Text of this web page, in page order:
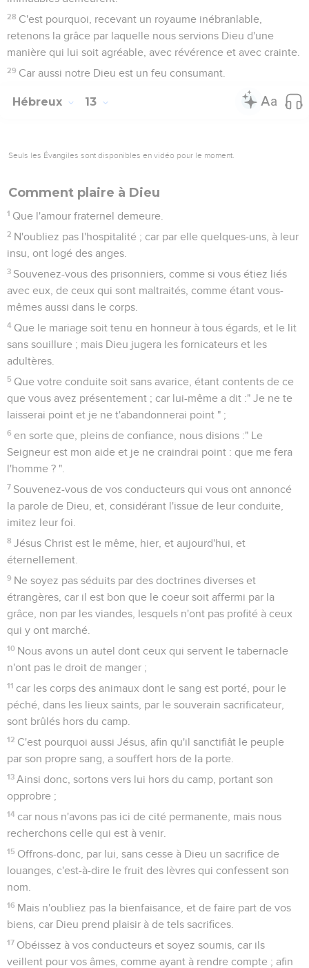
28 C'est pourquoi, recevant un royaume inébranlable,
retenons la grâce par laquelle nous servions Dieu d'une
manière qui lui soit agréable, avec révérence et avec crainte.
29 Car aussi notre Dieu est un feu consumant.
Hébreux 13
Seuls les Évangiles sont disponibles en vidéo pour le moment.
Comment plaire à Dieu
1 Que l'amour fraternel demeure.
2 N'oubliez pas l'hospitalité ; car par elle quelques-uns, à leur
insu, ont logé des anges.
3 Souvenez-vous des prisonniers, comme si vous étiez liés
avec eux, de ceux qui sont maltraités, comme étant vous-
mêmes aussi dans le corps.
4 Que le mariage soit tenu en honneur à tous égards, et le lit
sans souillure ; mais Dieu jugera les fornicateurs et les
adultères.
5 Que votre conduite soit sans avarice, étant contents de ce
que vous avez présentement ; car lui-même a dit :" Je ne te
laisserai point et je ne t'abandonnerai point " ;
6 en sorte que, pleins de confiance, nous disions :" Le
Seigneur est mon aide et je ne craindrai point : que me fera
l'homme ? ".
7 Souvenez-vous de vos conducteurs qui vous ont annoncé
la parole de Dieu, et, considérant l'issue de leur conduite,
imitez leur foi.
8 Jésus Christ est le même, hier, et aujourd'hui, et
éternellement.
9 Ne soyez pas séduits par des doctrines diverses et
étrangères, car il est bon que le coeur soit affermi par la
grâce, non par les viandes, lesquels n'ont pas profité à ceux
qui y ont marché.
10 Nous avons un autel dont ceux qui servent le tabernacle
n'ont pas le droit de manger ;
11 car les corps des animaux dont le sang est porté, pour le
péché, dans les lieux saints, par le souverain sacrificateur,
sont brûlés hors du camp.
12 C'est pourquoi aussi Jésus, afin qu'il sanctifiât le peuple
par son propre sang, a souffert hors de la porte.
13 Ainsi donc, sortons vers lui hors du camp, portant son
opprobre ;
14 car nous n'avons pas ici de cité permanente, mais nous
recherchons celle qui est à venir.
15 Offrons-donc, par lui, sans cesse à Dieu un sacrifice de
louanges, c'est-à-dire le fruit des lèvres qui confessent son
nom.
16 Mais n'oubliez pas la bienfaisance, et de faire part de vos
biens, car Dieu prend plaisir à de tels sacrifices.
17 Obéissez à vos conducteurs et soyez soumis, car ils
veillent pour vos âmes, comme ayant à rendre compte ; afin